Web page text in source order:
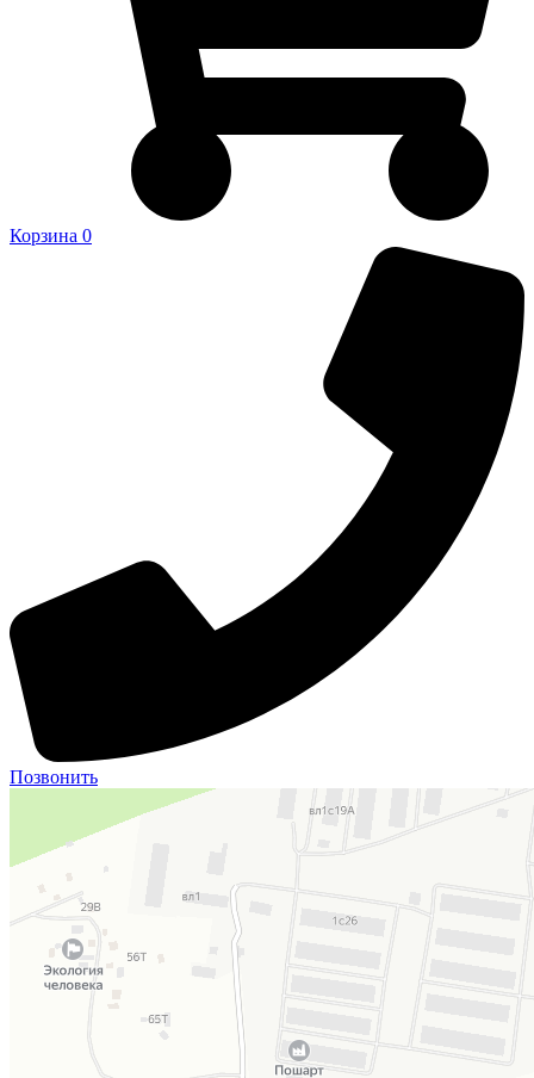
Корзина 0
Позвонить